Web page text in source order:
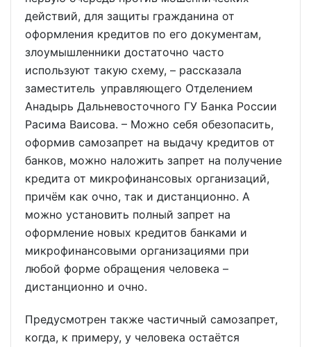
действий, для защиты гражданина от
оформления кредитов по его документам,
злоумышленники достаточно часто
используют такую схему, – рассказала
заместитель управляющего Отделением
Анадырь Дальневосточного ГУ Банка России
Расима Ваисова. – Можно себя обезопасить,
оформив самозапрет на выдачу кредитов от
банков, можно наложить запрет на получение
кредита от микрофинансовых организаций,
причём как очно, так и дистанционно. А
можно установить полный запрет на
оформление новых кредитов банками и
микрофинансовыми организациями при
любой форме обращения человека –
дистанционно и очно.
Предусмотрен также частичный самозапрет,
когда, к примеру, у человека остаётся